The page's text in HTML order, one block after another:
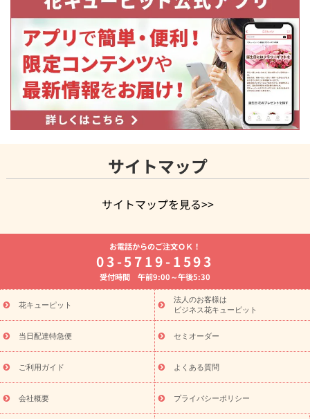
サイトマップ
サイトマップを見る>>
よく贈られる花
お祝いの花特集
誕生日フラワーギフト特集
8月の誕生花(トルコキキョウ)
開店・開業祝い
お供え・お悔やみ お供え・お悔やみの花
通夜・葬儀に贈る花 胡蝶蘭・花鉢
ーブドフラワー
季節のイベント
ひまわり ギフト・プレゼント
特集
お盆 花（新盆・初盆） 季節のイベント
お盆 花（新
盆・初盆）
お盆 花（新盆・初盆）
お盆・お供え 花とセットギ
フト
お盆・お供え プリザーブドフラワー
ひまわり ギフト・プ
レゼント特集
夏の花贈り・お中元・暑中見舞い 花のギフト特集
敬老の日におくる花ギフト・プレゼント特集
花ギフト・プレゼント特集
敬老の日 花のおすすめランキング
敬
老の日 花鉢植えのギフト・プレゼント特集
敬老の日 花とセットギ
フト・プレゼント特集
敬老の日の花 全てのギフト一覧
キャン
お電話からのご注文ＯＫ！
03-5719-1593
受付時間 午前9:00～午後5:30
花キューピット
法人のお客様は
ビジネス花キューピット
当日配達特急便 セミオーダー
ご利用ガイド よくある質問
会社概要 プライバシーポリシー